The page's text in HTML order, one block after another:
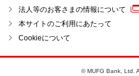
法人等のお客さまの情報について
本サイトのご利用にあたって
Cookieについて
© MUFG Bank, Ltd.